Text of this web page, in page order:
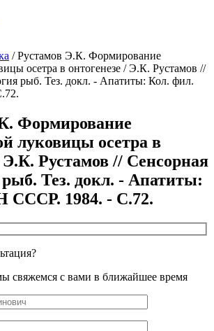
/Рустамов Э.К. Формирование
осетра в онтогенезе / Э.К. Рустамов //
рыб. Тез. докл. - Апатиты: Кол. фил.
Формирование
луковицы осетра в
Э.К. Рустамов // Сенсорная
Тез. докл. - Апатиты:
СССР. 1984. - С.72.
свяжемся с вами в ближайшее время